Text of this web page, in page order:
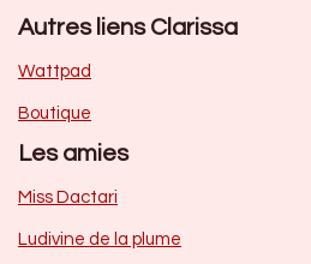
Autres liens Clarissa
Wattpad
Boutique
Les amies
Miss Dactari
Ludivine de la plume